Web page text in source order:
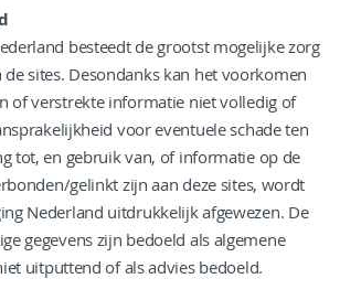
besteedt de grootst mogelijke zorg
de sites. Desondanks kan het voorkomen
of verstrekte informatie niet volledig of
voor eventuele schade ten
tot, en gebruik van, of informatie op de
gelinkt zijn aan deze sites, wordt
Nederland uitdrukkelijk afgewezen. De
gegevens zijn bedoeld als algemene
uitputtend of als advies bedoeld.